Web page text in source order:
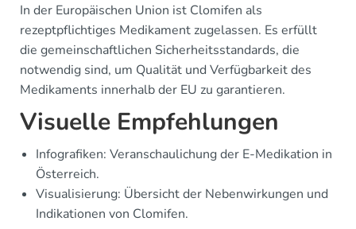
In der Europäischen Union ist Clomifen als
rezeptpflichtiges Medikament zugelassen. Es erfüllt
die gemeinschaftlichen Sicherheitsstandards, die
notwendig sind, um Qualität und Verfügbarkeit des
Medikaments innerhalb der EU zu garantieren.
Visuelle Empfehlungen
Infografiken: Veranschaulichung der E-Medikation in
Österreich.
Visualisierung: Übersicht der Nebenwirkungen und
Indikationen von Clomifen.